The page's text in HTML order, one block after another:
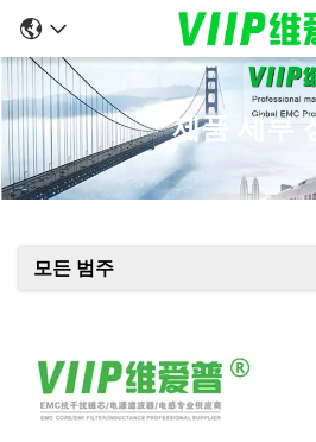
제품 세부
모든 범주